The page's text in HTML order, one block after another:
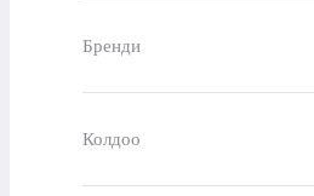
Бренди
Колдоо